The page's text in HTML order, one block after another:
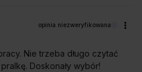
opinia niezweryfikowana
Nie trzeba długo czytać
Doskonały wybór!